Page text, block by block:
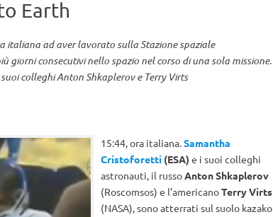
Earth
ad aver lavorato sulla Stazione spaziale
giorni consecutivi nello spazio nel corso di una sola missione.
colleghi Anton Shkaplerov e Terry Virts
15:44, ora italiana.Samantha
Cristoforetti (ESA)e i suoi colleghi
astronauti, il russoAnton Shkaplerov
(Roscomsos) e l’americanoTerry Virts
(NASA), sono atterrati sul suolo kazako